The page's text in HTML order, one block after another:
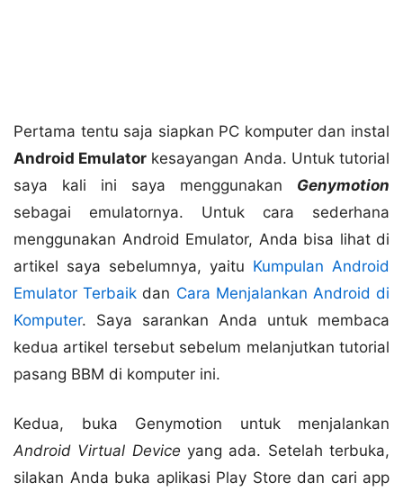
Pertama tentu saja siapkan PC komputer dan instal
Android Emulator kesayangan Anda. Untuk tutorial
saya kali ini saya menggunakan Genymotion
sebagai emulatornya. Untuk cara sederhana
menggunakan Android Emulator, Anda bisa lihat di
artikel saya sebelumnya, yaitu Kumpulan Android
Emulator Terbaik dan Cara Menjalankan Android di
Komputer. Saya sarankan Anda untuk membaca
kedua artikel tersebut sebelum melanjutkan tutorial
pasang BBM di komputer ini.
Kedua, buka Genymotion untuk menjalankan
Android Virtual Device yang ada. Setelah terbuka,
silakan Anda buka aplikasi Play Store dan cari app